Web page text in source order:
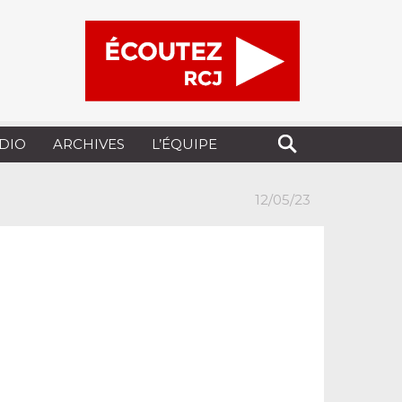
ARCHIVES L’ÉQUIPE
12/05/23